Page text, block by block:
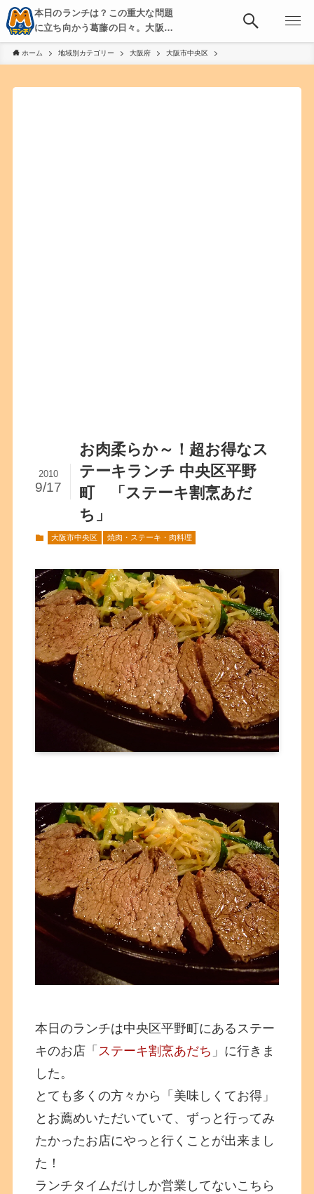
本日のランチは？この重大な問題
に立ち向かう葛藤の日々。大阪・
京都・神戸を中心とした食べ歩
き、飲み歩きを綴る。
ホーム 地域別カテゴリー 大阪府 大阪市中央区
お肉柔らか～！超お得なス
テーキランチ 中央区平野
町 「ステーキ割烹あだ
ち」
2010
9/17
大阪市中央区 焼肉・ステーキ・肉料理
本日のランチは中央区平野町にあるステー
キのお店「 ステーキ割烹あだち 」に行きま
した。
とても多くの方々から「美味しくてお得」
とお薦めいただいていて、ずっと行ってみ
たかったお店にやっと行くことが出来まし
た！
ランチタイムだけしか営業してないこちら